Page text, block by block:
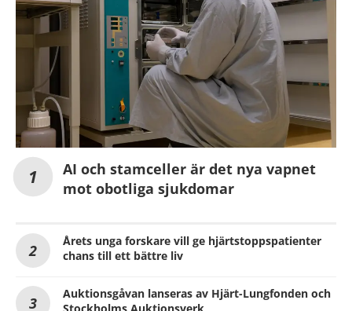
AI och stamceller är det nya vapnet
mot obotliga sjukdomar
Årets unga forskare vill ge hjärtstoppspatienter
chans till ett bättre liv
Auktionsgåvan lanseras av Hjärt-Lungfonden och